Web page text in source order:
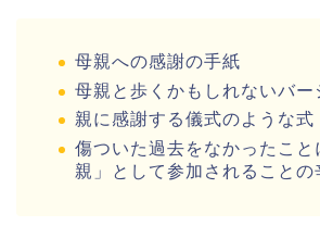
母親への感謝の手紙
母親と歩くかもしれないバー
親に感謝する儀式のような式
傷ついた過去をなかったこと
親」として参加されることの